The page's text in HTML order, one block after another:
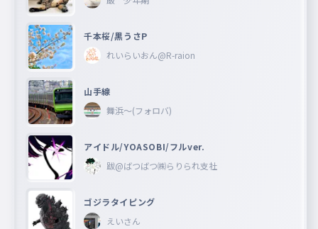
千本桜/黒うさP
れいらいおん@R-raion
山手線
舞浜〜(フォロバ)
アイドル/YOASOBI/フルver.
跋@ばつばつ㈱らりられ支社
ゴジラタイピング
えいさん